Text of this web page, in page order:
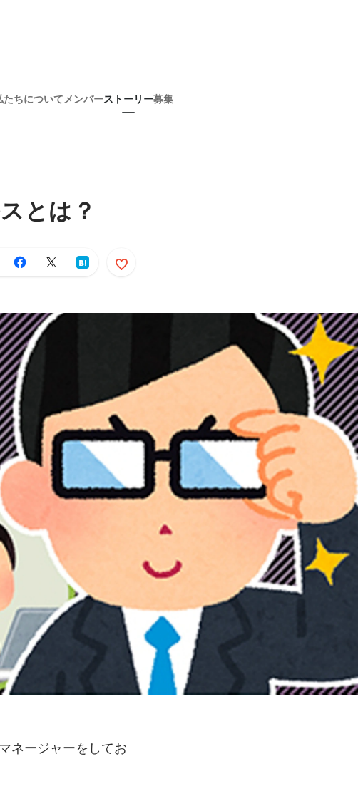
たちについて メンバーストーリー募集
とは？
ネージャーをしてお